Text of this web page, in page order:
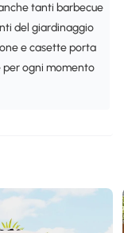
tanti barbecue
del giardinaggio
e casette porta
per ogni momento